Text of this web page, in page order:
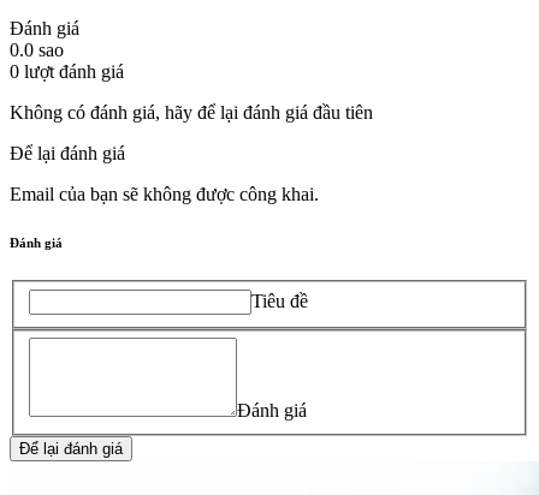
Đánh giá
0.0 sao
0 lượt đánh giá
Không có đánh giá, hãy để lại đánh giá đầu tiên
Để lại đánh giá
Email của bạn sẽ không được công khai.
Đánh giá
Tiêu đề
Đánh giá
Để lại đánh giá